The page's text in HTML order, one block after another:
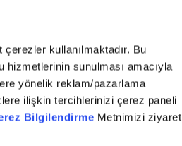
kullanılmaktadır. Bu
sunulması amacıyla
yönelik reklam/pazarlama
ilişkin tercihlerinizi çerez paneli
Bilgilendirme Metnimizi ziyaret
VE YAYINCILIK ANONİM ŞİRKETİ